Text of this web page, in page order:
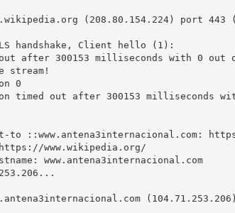
(208.80.154.224) port 443
handshake, Client hello (1):
after 300153 milliseconds with 0 out
stream!
0
timed out after 300153 milliseconds
::www.antena3internacional.com:
www.wikipedia.org/
www.antena3internacional.com